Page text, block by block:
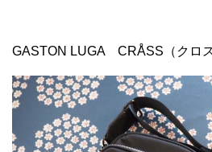
GASTON LUGA CRÅSS（クロス